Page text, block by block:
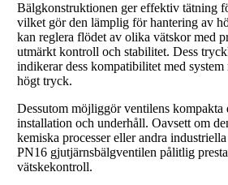
Bälgkonstruktionen ger effektiv tätning
vilket gör den lämplig för hantering av
kan reglera flödet av olika vätskor med
utmärkt kontroll och stabilitet. Dess
indikerar dess kompatibilitet med
högt tryck.
Dessutom möjliggör ventilens kompakta
installation och underhåll. Oavsett om
kemiska processer eller andra
PN16 gjutjärnsbälgventilen pålitlig
vätskekontroll.